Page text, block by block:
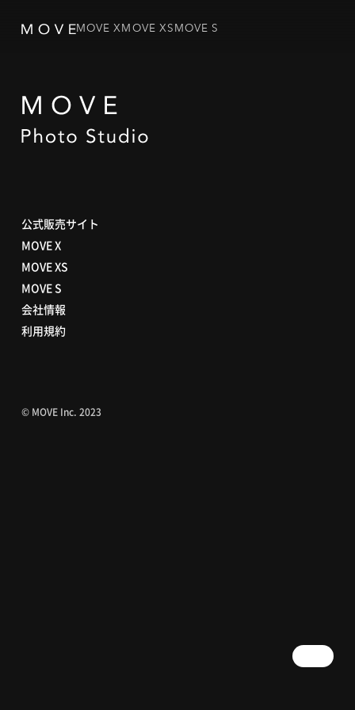
MOVE XMOVE XSMOVE S
公式販売サイト
MOVE X
MOVE XS
MOVE S
会社情報
利用規約
© MOVE Inc. 2023